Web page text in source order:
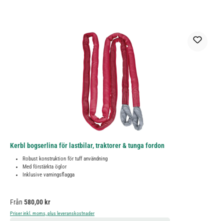
Kerbl bogserlina för lastbilar, traktorer & tunga fordon
Robust konstruktion för tuff användning
Med förstärkta öglor
Inklusive varningsflagga
Ordinarie pris:
Från 580,00 kr
Priser inkl. moms, plus leveranskostnader